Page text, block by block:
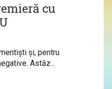
cu
și, pentru
Astăz...